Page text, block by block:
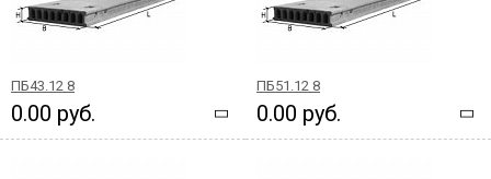
ПБ43.12 8
0.00 руб.
ПБ51.12 8
0.00 руб.